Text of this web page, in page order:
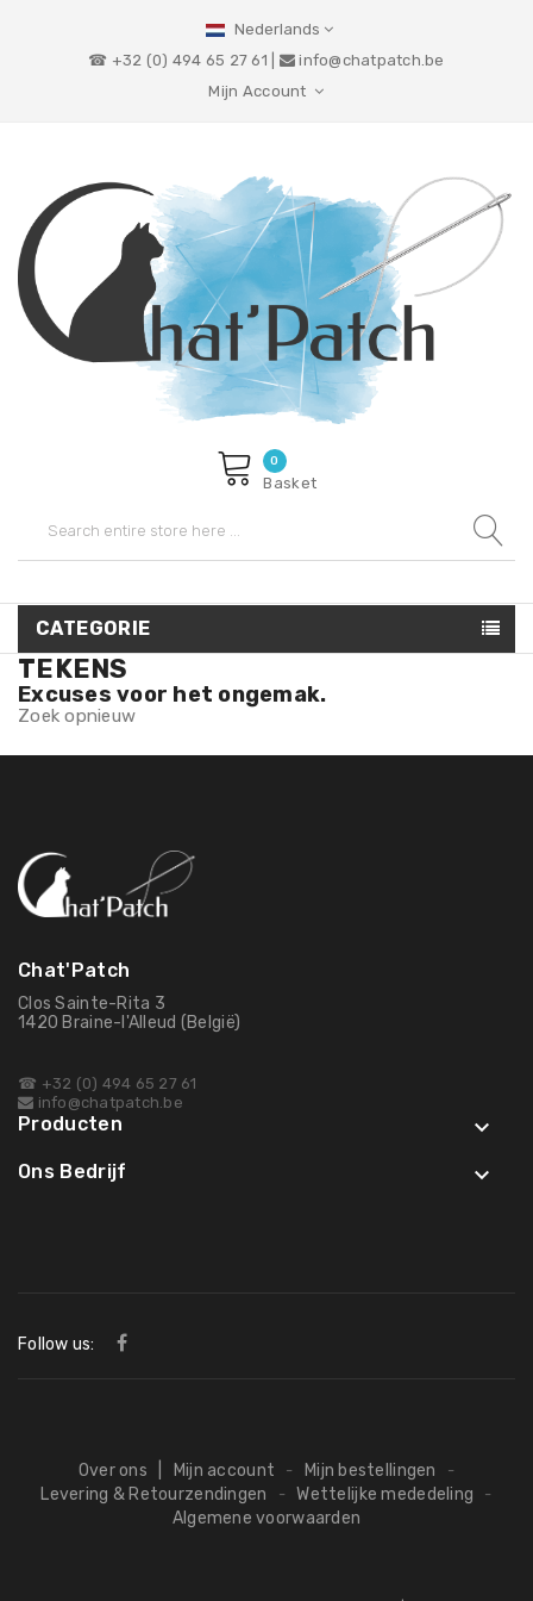
Nederlands
☎ +32 (0) 494 65 27 61 |
info@chatpatch.be
Mijn Account
Basket
0
CATEGORIE
TEKENS
Excuses voor het ongemak.
Zoek opnieuw
Chat'Patch
Clos Sainte-Rita 3
1420 Braine-l'Alleud (België)
☎ +32 (0) 494 65 27 61
info@chatpatch.be
Producten 
Ons Bedrijf 
Follow us:
Over ons Mijn account - Mijn bestellingen -
Levering & Retourzendingen - Wettelijke mededeling -
Algemene voorwaarden